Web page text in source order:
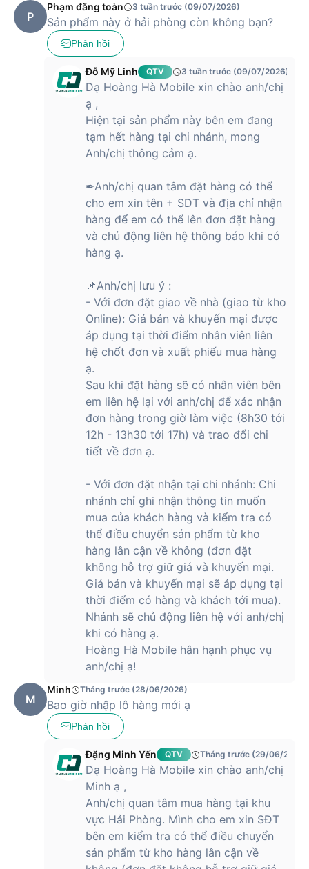
P
Phạm đăng toàn 3 tuần trước (09/07/2026)
Sản phẩm này ở hải phòng còn không bạn?
Phản hồi
Đỗ Mỹ Linh QTV 3 tuần trước (09/07/2026)
Dạ Hoàng Hà Mobile xin chào anh/chị
ạ ,
Hiện tại sản phẩm này bên em đang
tạm hết hàng tại chi nhánh, mong
Anh/chị thông cảm ạ.
✒Anh/chị quan tâm đặt hàng có thể
cho em xin tên + SDT và địa chỉ nhận
hàng để em có thể lên đơn đặt hàng
và chủ động liên hệ thông báo khi có
hàng ạ.
📌Anh/chị lưu ý :
- Với đơn đặt giao về nhà (giao từ kho
Online): Giá bán và khuyến mại được
áp dụng tại thời điểm nhân viên liên
hệ chốt đơn và xuất phiếu mua hàng
ạ.
Sau khi đặt hàng sẽ có nhân viên bên
em liên hệ lại với anh/chị để xác nhận
đơn hàng trong giờ làm việc (8h30 tới
12h - 13h30 tới 17h) và trao đổi chi
tiết về đơn ạ.
- Với đơn đặt nhận tại chi nhánh: Chi
nhánh chỉ ghi nhận thông tin muốn
mua của khách hàng và kiểm tra có
thể điều chuyển sản phẩm từ kho
hàng lân cận về không (đơn đặt
không hỗ trợ giữ giá và khuyến mại.
Giá bán và khuyến mại sẽ áp dụng tại
thời điểm có hàng và khách tới mua).
Nhánh sẽ chủ động liên hệ với anh/chị
khi có hàng ạ.
Hoàng Hà Mobile hân hạnh phục vụ
anh/chị ạ!
M
Minh Tháng trước (28/06/2026)
Bao giờ nhập lô hàng mới ạ
Phản hồi
Đặng Minh Yến QTV Tháng trước (29/06/2026)
Dạ Hoàng Hà Mobile xin chào anh/chị
Minh ạ ,
Anh/chị quan tâm mua hàng tại khu
vực Hải Phòng. Mình cho em xin SĐT
bên em kiểm tra có thể điều chuyển
sản phẩm từ kho hàng lân cận về